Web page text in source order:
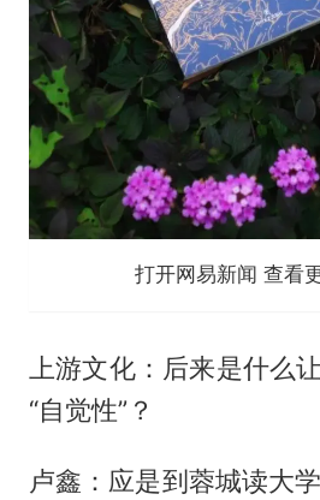
打开网易新闻 查看
上游文化：后来是什么
“自觉性”？
卢鑫：应是到蓉城读大